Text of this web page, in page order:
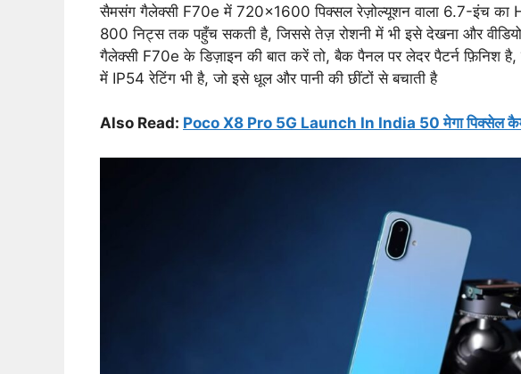
सैमसंग गैलेक्सी F70e में 720×1600 पिक्सल रेज़ोल्यूशन वाला 6.7-इंच का
800 निट्स तक पहुँच सकती है, जिससे तेज़ रोशनी में भी इसे देखना और
गैलेक्सी F70e के डिज़ाइन की बात करें तो, बैक पैनल पर लेदर पैटर्न फ़िनिश
में IP54 रेटिंग भी है, जो इसे धूल और पानी की छींटों से बचाती है
Also Read: Poco X8 Pro 5G Launch In India 50 मेगा पिक्सेल